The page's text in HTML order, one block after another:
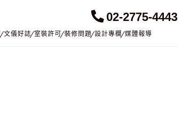
02-2775-4443
文儀好誌 室裝許可 裝修問題 設計專欄 媒體報導